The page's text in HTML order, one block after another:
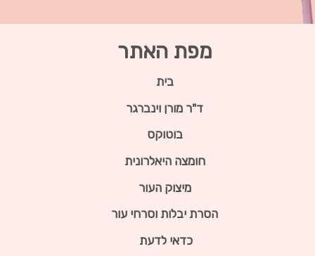
מפת האתר
בית
ד"ר מורן וינברגר
בוטוקס
חומצה היאלרונית
מיצוק העור
הסרת יבלות וסרחי עור
כדאי לדעת